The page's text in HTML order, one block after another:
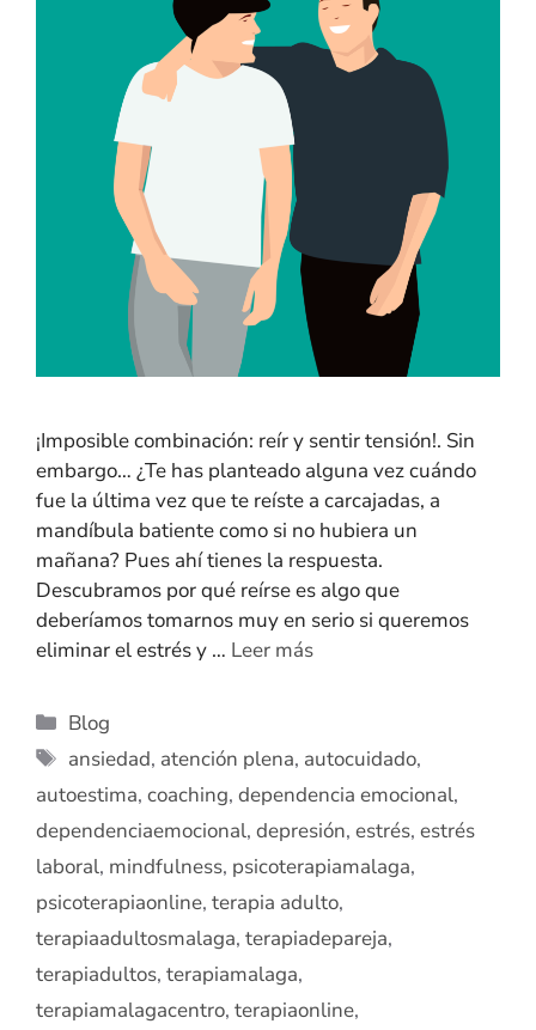
¡Imposible combinación: reír y sentir tensión!. Sin
embargo… ¿Te has planteado alguna vez cuándo
fue la última vez que te reíste a carcajadas, a
mandíbula batiente como si no hubiera un
mañana? Pues ahí tienes la respuesta.
Descubramos por qué reírse es algo que
deberíamos tomarnos muy en serio si queremos
eliminar el estrés y … Leer más
Blog
ansiedad, atención plena, autocuidado,
autoestima, coaching, dependencia emocional,
dependenciaemocional, depresión, estrés, estrés
laboral, mindfulness, psicoterapiamalaga,
psicoterapiaonline, terapia adulto,
terapiaadultosmalaga, terapiadepareja,
terapiadultos, terapiamalaga,
terapiamalagacentro, terapiaonline,